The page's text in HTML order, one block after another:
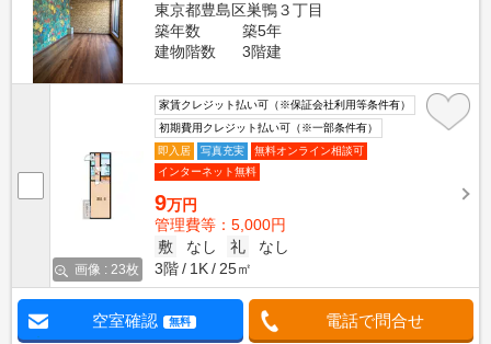
東京都豊島区巣鴨３丁目
築年数
築5年
建物階数
3階建
画像 : 23枚
家賃クレジット払い可（※保証会社利用等条件有）
初期費用クレジット払い可（※一部条件有）
即入居
写真充実
無料オンライン相談可
インターネット無料
9万円
管理費等：5,000円
敷
なし 礼
なし
3階
1K 25㎡
空室確認 無料 電話で問合せ